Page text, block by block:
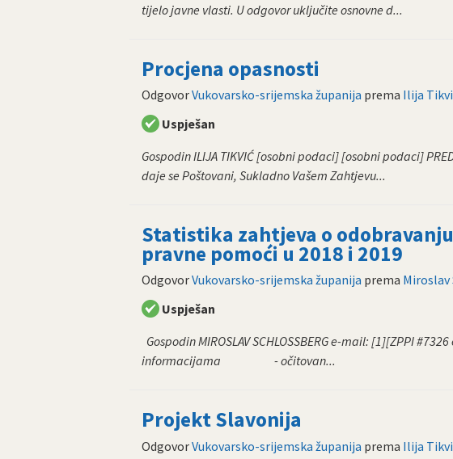
tijelo javne vlasti. U odgovor uključite osnovne d...
Procjena opasnosti
OdgovorVukovarsko-srijemska županija prema Ilija
Uspješan
Gospodin ILIJA TIKVIĆ [osobni podaci] [osobni podaci]
daje se Poštovani, Sukladno Vašem Zahtjevu...
Statistika zahtjeva o
pravne pomoći u 2018 i 2019
OdgovorVukovarsko-srijemska županija prema Miroslav
Uspješan
Gospodin MIROSLAV SCHLOSSBERG e-mail: [1][ZPPI
informacijama - očitovan...
Projekt Slavonija
OdgovorVukovarsko-srijemska županija prema Ilija